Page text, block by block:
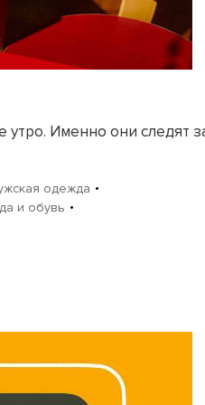
Именно они следят
одежда
и обувь